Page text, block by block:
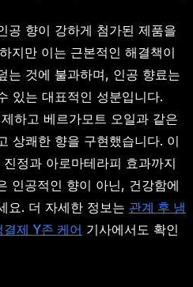
공 향이 강하게 첨가된 제품을
지만 이는 근본적인 해결책이
는 것에 불과하며, 인공 향료는
있는 대표적인 성분입니다.
하고 베르가모트 오일과 같은
상쾌한 향을 구현했습니다. 이
정과 아로마테라피 효과까지
인공적인 향이 아닌, 건강함에
요. 더 자세한 정보는 관계 후 냄
제 Y존 케어 기사에서도 확인